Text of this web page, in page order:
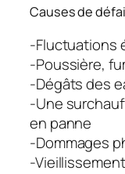
Causes de
-Fluctuations
-Poussière,
-Dégâts des
-Une
en panne
-Dommages
-Vieillissement